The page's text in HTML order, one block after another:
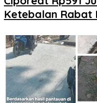
Ketebalan Rabat